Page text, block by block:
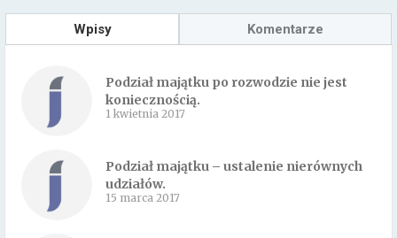
Wpisy Komentarze
Podział majątku po rozwodzie nie jest
koniecznością.
1 kwietnia 2017
Podział majątku – ustalenie nierównych
udziałów.
15 marca 2017